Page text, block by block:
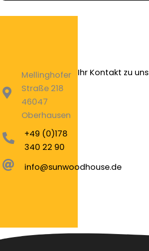
Mellinghofer
Straße 218
46047
Oberhausen
+49 (0)178
340 22 90
info@sunwoodhouse.de
Ihr Kontakt zu uns